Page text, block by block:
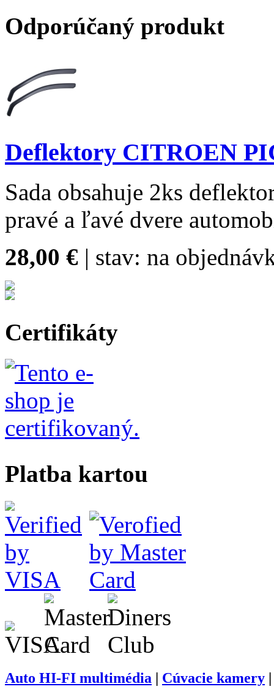
Odporúčaný produkt
Deflektory CITROEN
Sada obsahuje 2ks
pravé a ľavé dvere
28,00 € | stav: na
Certifikáty
Platba kartou
Auto HI-FI multimédia Cúvacie kamery